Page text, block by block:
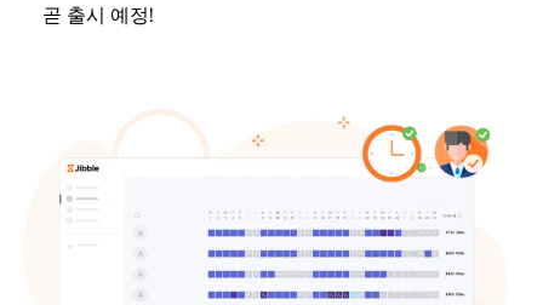
곧 출시 예정!